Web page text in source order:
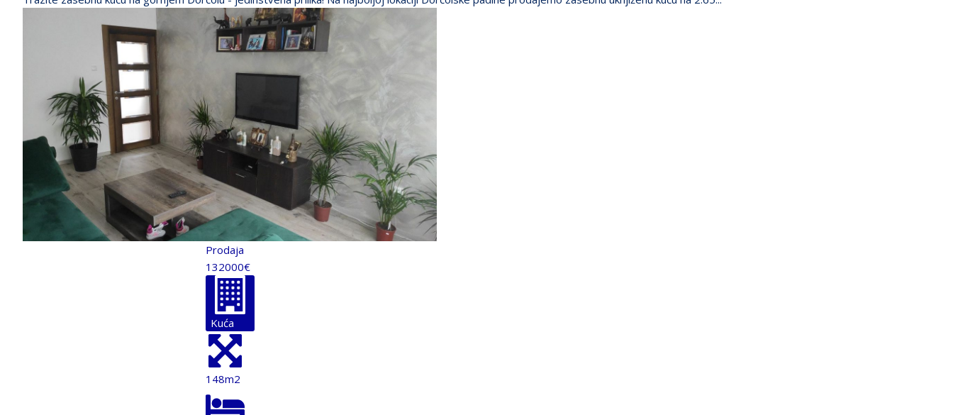
Prodaja
132000€
Kuća
148m2